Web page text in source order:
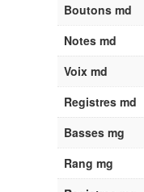
Boutons md
Notes md
Voix md
Registres md
Basses mg
Rang mg